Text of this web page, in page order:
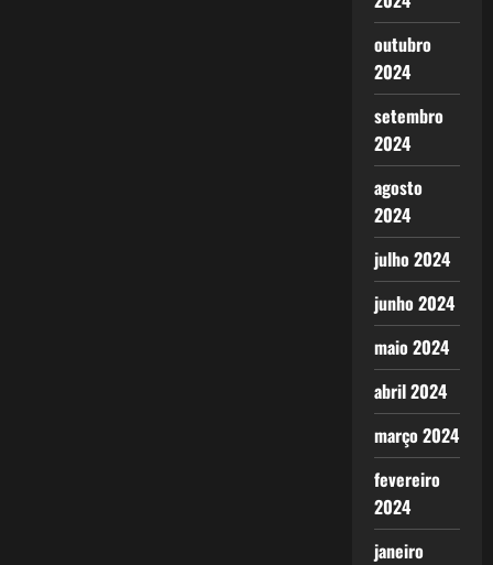
outubro
2024
setembro
2024
agosto
2024
julho 2024
junho 2024
maio 2024
abril 2024
março 2024
fevereiro
2024
janeiro